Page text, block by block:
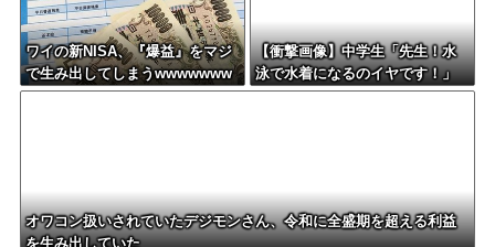
ワイの新NISA、『爆益』をマジ
で生み出してしまうwwwwwww
ww
【衝撃画像】中学生「先生！水
泳で水着になるのイヤです！」
先生「分かった」→結果まさか
オワコン扱いされていたデジモンさん、令和に全盛期を超える利益
を生み出していた